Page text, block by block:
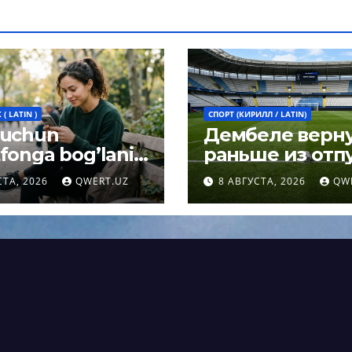
( LATIN )
bog’lanib
umrni
mumkin:
javobi
2026 QWERT.UZ
СПОРТ (КИРИЛЛ / LATIN)
Дембеле
раньше из
чтобы сыграть
Суперкубке
8 АВГУСТА, 2026